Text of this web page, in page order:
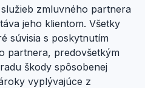
zmluvného partnera
jeho klientom. Všetky
súvisia s poskytnutím
partnera, predovšetkým
škody spôsobenej
vyplývajúce z